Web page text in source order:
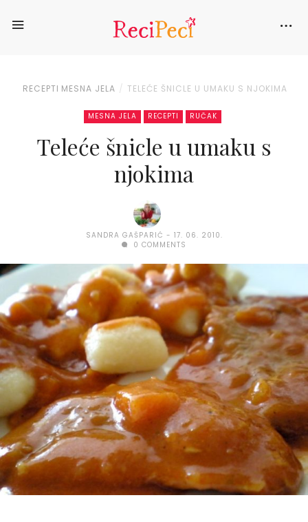
RECEPTI MESNA JELA TELEĆE ŠNICLE U UMAKU S NJOKIMA
MESNA JELA RECEPTI RUČAK
Teleće šnicle u umaku s
njokima
SANDRA GAŠPARIĆ
17. 06. 2010.
0 COMMENTS